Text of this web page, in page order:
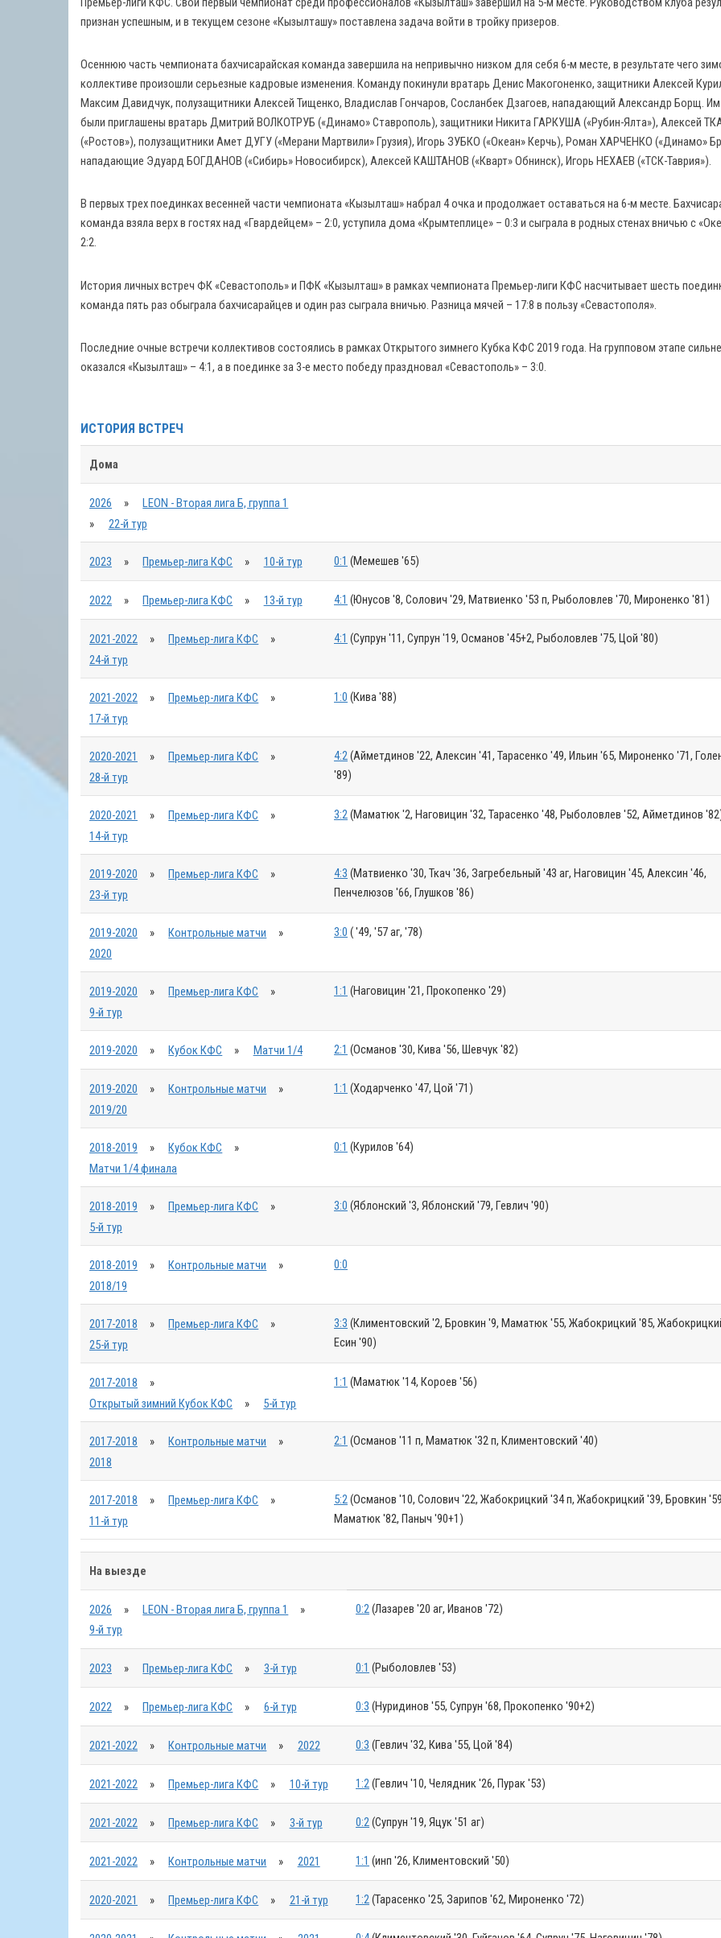
признан успешным, и в текущем сезоне «Кызылташу» поставлена задача войти в тройку призеров.
Осеннюю часть чемпионата бахчисарайская команда завершила на непривычно низком для себя 6-м месте, в результате чего
коллективе произошли серьезные кадровые изменения. Команду покинули вратарь Денис Макогоненко, защитники Алексей
Максим Давидчук, полузащитники Алексей Тищенко, Владислав Гончаров, Сосланбек Дзагоев, нападающий Александр Борщ.
были приглашены вратарь Дмитрий ВОЛКОТРУБ («Динамо» Ставрополь), защитники Никита ГАРКУША («Рубин-Ялта»), Алексей
(«Ростов»), полузащитники Амет ДУГУ («Мерани Мартвили» Грузия), Игорь ЗУБКО («Океан» Керчь), Роман ХАРЧЕНКО («Динамо»
нападающие Эдуард БОГДАНОВ («Сибирь» Новосибирск), Алексей КАШТАНОВ («Кварт» Обнинск), Игорь НЕХАЕВ («ТСК-Таврия»).
В первых трех поединках весенней части чемпионата «Кызылташ» набрал 4 очка и продолжает оставаться на 6-м месте.
команда взяла верх в гостях над «Гвардейцем» – 2:0, уступила дома «Крымтеплице» – 0:3 и сыграла в родных стенах вничью с
2:2.
История личных встреч ФК «Севастополь» и ПФК «Кызылташ» в рамках чемпионата Премьер-лиги КФС насчитывает шесть
команда пять раз обыграла бахчисарайцев и один раз сыграла вничью. Разница мячей – 17:8 в пользу «Севастополя».
Последние очные встречи коллективов состоялись в рамках Открытого зимнего Кубка КФС 2019 года. На групповом этапе
оказался «Кызылташ» – 4:1, а в поединке за 3-е место победу праздновал «Севастополь» – 3:0.
ИСТОРИЯ ВСТРЕЧ
Дома
2026 »
LEON - Вторая лига Б, группа 1
»
22-й тур
2023 » Премьер-лига КФС » 10-й тур 0:1 (Мемешев '65)
2022 » Премьер-лига КФС » 13-й тур 4:1 (Юнусов '8, Солович '29, Матвиенко '53 п, Рыболовлев '70, Мироненко '81)
2021-2022 » Премьер-лига КФС
»
24-й тур
4:1 (Супрун '11, Супрун '19, Османов '45+2, Рыболовлев '75, Цой '80)
2021-2022 » Премьер-лига КФС
»
17-й тур
1:0 (Кива '88)
2020-2021 » Премьер-лига КФС
»
28-й тур
4:2(Айметдинов '22, Алексин '41, Тарасенко '49, Ильин '65, Мироненко '71,
'89)
2020-2021 » Премьер-лига КФС
»
14-й тур
3:2(Маматюк '2, Наговицин '32, Тарасенко '48, Рыболовлев '52, Айметдинов
2019-2020 » Премьер-лига КФС
»
23-й тур
4:3 (Матвиенко '30, Ткач '36, Загребельный '43 аг, Наговицин '45, Алексин '46,
Пенчелюзов '66, Глушков '86)
2019-2020 » Контрольные матчи
»
2020
3:0 ( '49, '57 аг, '78)
2019-2020 » Премьер-лига КФС
»
9-й тур
1:1 (Наговицин '21, Прокопенко '29)
2019-2020 » Кубок КФС » Матчи 1/4 2:1 (Османов '30, Кива '56, Шевчук '82)
2019-2020 » Контрольные матчи
»
2019/20
1:1 (Ходарченко '47, Цой '71)
2018-2019 » Кубок КФС
»
Матчи 1/4 финала
0:1 (Курилов '64)
2018-2019 » Премьер-лига КФС
»
5-й тур
3:0 (Яблонский '3, Яблонский '79, Гевлич '90)
2018-2019 » Контрольные матчи
»
2018/19
0:0
2017-2018 » Премьер-лига КФС
»
25-й тур
3:3 (Климентовский '2, Бровкин '9, Маматюк '55, Жабокрицкий '85,
Есин '90)
2017-2018
»
Открытый зимний Кубок КФС
» 5-й тур
1:1 (Маматюк '14, Короев '56)
2017-2018 » Контрольные матчи
»
2018
2:1 (Османов '11 п, Маматюк '32 п, Климентовский '40)
2017-2018 » Премьер-лига КФС
»
11-й тур
5:2(Османов '10, Солович '22, Жабокрицкий '34 п, Жабокрицкий '39, Бровкин
Маматюк '82, Паныч '90+1)
На выезде
2026 » LEON - Вторая лига Б, группа 1
»
9-й тур
0:2(Лазарев '20 аг, Иванов '72)
2023 » Премьер-лига КФС » 3-й тур 0:1 (Рыболовлев '53)
2022 » Премьер-лига КФС » 6-й тур 0:3 (Нуридинов '55, Супрун '68, Прокопенко '90+2)
2021-2022 » Контрольные матчи » 2022 0:3 (Гевлич '32, Кива '55, Цой '84)
2021-2022 » Премьер-лига КФС » 10-й тур 1:2(Гевлич '10, Челядник '26, Пурак '53)
2021-2022 » Премьер-лига КФС » 3-й тур 0:2(Супрун '19, Яцук '51 аг)
2021-2022 » Контрольные матчи » 2021 1:1 (инп '26, Климентовский '50)
2020-2021 » Премьер-лига КФС » 21-й тур 1:2(Тарасенко '25, Зарипов '62, Мироненко '72)